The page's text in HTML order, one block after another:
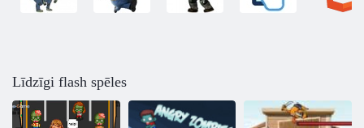
Līdzīgi flash spēles